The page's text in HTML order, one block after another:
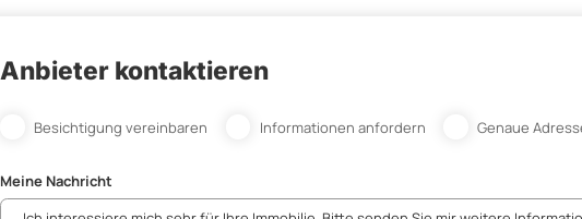
Anbieter kontaktieren
Besichtigung vereinbaren Informationen anfordern Genaue
Meine Nachricht